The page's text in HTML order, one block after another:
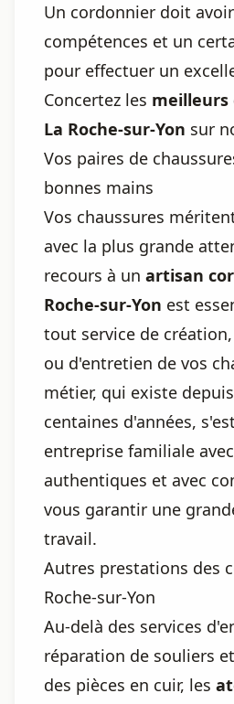
Un cordonnier doit
compétences et un
pour effectuer un
Concertez les meilleurs
La Roche-sur-Yon sur
Vos paires de
bonnes mains
Vos chaussures
avec la plus grande
recours à un artisan
Roche-sur-Yon est
tout service de
ou d'entretien de vos
métier, qui existe
centaines d'années,
entreprise familiale
authentiques et avec
vous garantir une
travail.
Autres prestations des
Roche-sur-Yon
Au-delà des services
réparation de souliers
des pièces en cuir, les